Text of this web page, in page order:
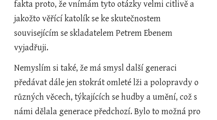
fakta proto, že vnímám tyto otázky velmi citlivě a
jakožto věřící katolík se ke skutečnostem
souvisejícím se skladatelem Petrem Ebenem
vyjadřuji.
Nemyslím si také, že má smysl další generaci
předávat dále jen stokrát omleté lži a polopravdy o
různých věcech, týkajících se hudby a umění, což s
námi dělala generace předchozí. Bylo to možná pro